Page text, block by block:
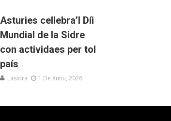
Asturies cellebra’l Díi
Mundial de la Sidre
con actividaes per tol
país
Lasidra 1 De Xunu, 2026